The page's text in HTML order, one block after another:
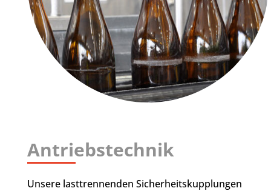
Antriebstechnik
Unsere lasttrennenden Sicherheitskupplungen